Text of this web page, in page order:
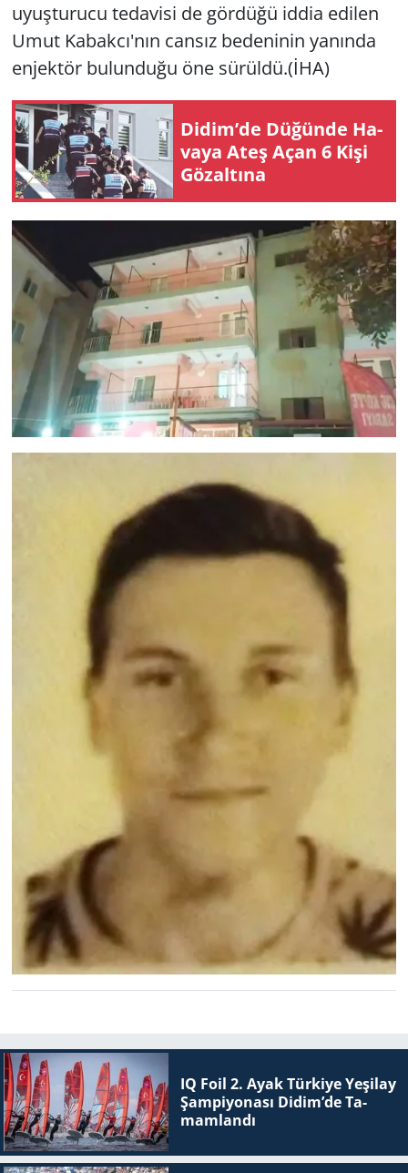
uyuşturucu tedavisi de gördüğü iddia edilen
Umut Kabakcı'nın cansız bedeninin yanında
enjektör bulunduğu öne sürüldü.(İHA)
Didim’de Dü­ğün­de Ha­
va­ya Ateş Açan 6 Kişi
Gö­zal­tı­na
IQ Foil 2. Ayak Tür­ki­ye Ye­şi­lay
Şam­pi­yo­na­sı Didim’de Ta­
mam­lan­dı